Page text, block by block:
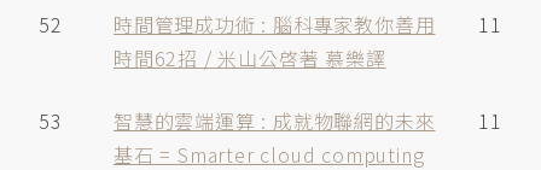
52
時間管理成功術 : 腦科專家教你善用
時間62招 / 米山公啓著 慕樂譯
11
53
智慧的雲端運算 : 成就物聯網的未來
基石 = Smarter cloud computing
11